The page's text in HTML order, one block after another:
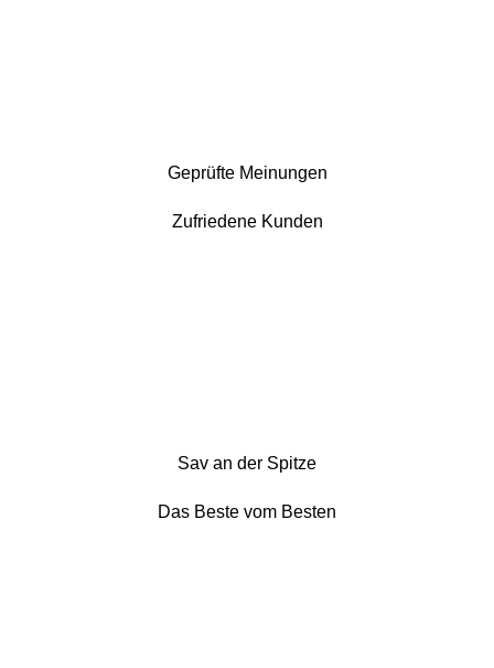
Geprüfte Meinungen
Zufriedene Kunden
Sav an der Spitze
Das Beste vom Besten